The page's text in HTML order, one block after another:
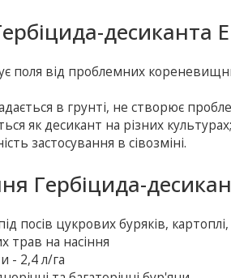
десиканта
поля від проблемних
в грунті, не створює
як десикант на різних
застосування в сівозміні.
Гербіцида-
посів цукрових буряків,
трав на насіння
- 2,4 л/га